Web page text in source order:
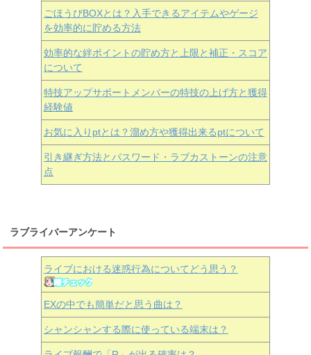
ごほうびBOXとは？入手できるアイテムやゲージ
を効率的に貯める方法
効率的な絆ポイントの貯め方と上限と補正・スコア
について
特技アップサポートメンバーの特技の上げ方と獲得
経験値
お気に入りptとは？溜め方や獲得出来るptについて
引き継ぎ方法とパスワード・ラブカストーンの注意
点
ラブライバーアンケート
ライブにおける迷惑行為についてどう思う？
EXの中でも簡単だと思う曲は？
シャンシャンする際に使っている端末は？